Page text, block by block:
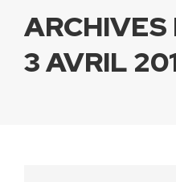
ARCHIVES
3 AVRIL